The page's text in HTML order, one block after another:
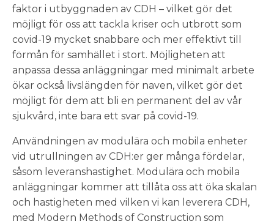
faktor i utbyggnaden av CDH – vilket gör det
möjligt för oss att tackla kriser och utbrott som
covid-19 mycket snabbare och mer effektivt till
förmån för samhället i stort. Möjligheten att
anpassa dessa anläggningar med minimalt arbete
ökar också livslängden för naven, vilket gör det
möjligt för dem att bli en permanent del av vår
sjukvård, inte bara ett svar på covid-19.
Användningen av modulära och mobila enheter
vid utrullningen av CDH:er ger många fördelar,
såsom leveranshastighet. Modulära och mobila
anläggningar kommer att tillåta oss att öka skalan
och hastigheten med vilken vi kan leverera CDH,
med Modern Methods of Construction som